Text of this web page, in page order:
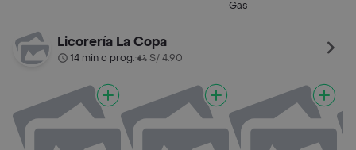
Gas
Licorería La Copa
14 min o prog.• S/ 4.90